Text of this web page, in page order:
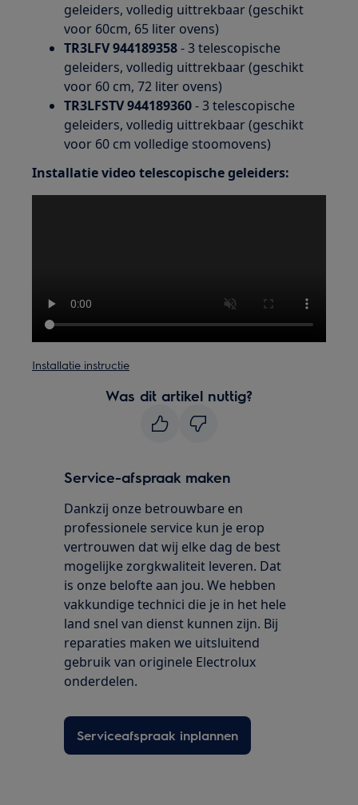
geleiders, volledig uittrekbaar (geschikt
voor 60cm, 65 liter ovens)
TR3LFV 944189358- 3 telescopische
geleiders, volledig uittrekbaar (geschikt
voor 60 cm, 72 liter ovens)
TR3LFSTV 944189360- 3 telescopische
geleiders, volledig uittrekbaar (geschikt
voor 60 cm volledige stoomovens)
Installatie video telescopische geleiders:
Installatie instructie
Was dit artikel nuttig?
Service-afspraak maken
Dankzij onze betrouwbare en
professionele service kun je erop
vertrouwen dat wij elke dag de best
mogelijke zorgkwaliteit leveren. Dat
is onze belofte aan jou. We hebben
vakkundige technici die je in het hele
land snel van dienst kunnen zijn. Bij
reparaties maken we uitsluitend
gebruik van originele Electrolux
onderdelen.
Serviceafspraak inplannen